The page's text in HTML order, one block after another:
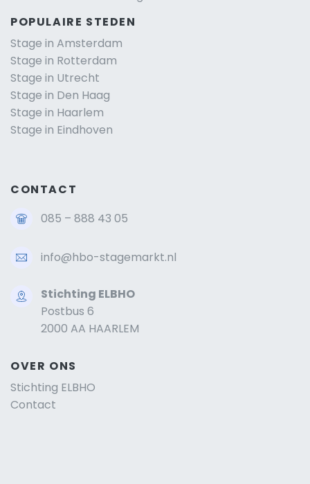
POPULAIRE STEDEN
Stage in Amsterdam
Stage in Rotterdam
Stage in Utrecht
Stage in Den Haag
Stage in Haarlem
Stage in Eindhoven
CONTACT
085 – 888 43 05
info@hbo-stagemarkt.nl
Stichting ELBHO
Postbus 6
2000 AA HAARLEM
OVER ONS
Stichting ELBHO
Contact